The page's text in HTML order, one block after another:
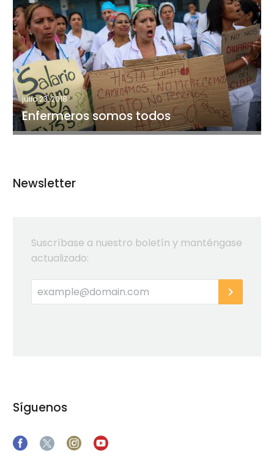
somos
todos
julio 23, 2018
Enfermeros somos todos
Newsletter
Suscríbase a nuestro boletín y manténgase
actualizado:
Síguenos